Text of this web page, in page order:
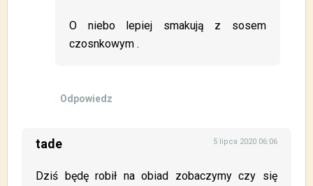
O niebo lepiej smakują z sosem
czosnkowym .
Odpowiedz
tade 5 lipca 2020 06:06
Dziś będę robił na obiad zobaczymy czy się